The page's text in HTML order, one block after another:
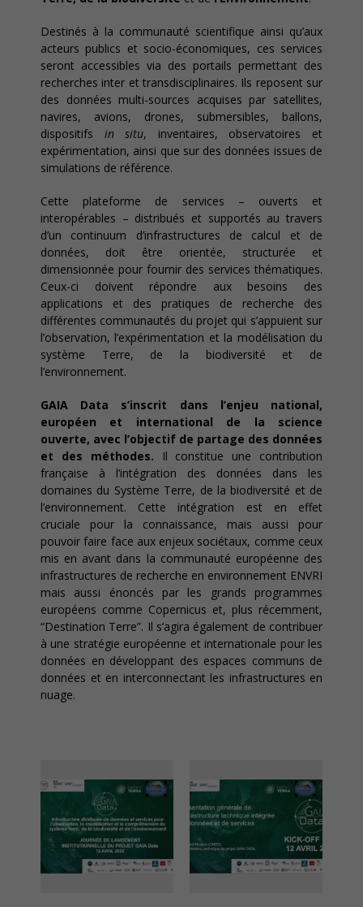
Destinés à la communauté scientifique ainsi qu’aux
acteurs publics et socio-économiques, ces services
seront accessibles via des portails permettant des
recherches inter et transdisciplinaires. Ils reposent sur
des données multi-sources acquises par satellites,
navires, avions, drones, submersibles, ballons,
dispositifs in situ, inventaires, observatoires et
expérimentation, ainsi que sur des données issues de
simulations de référence.
Cette plateforme de services – ouverts et
interopérables – distribués et supportés au travers
d’un continuum d’infrastructures de calcul et de
données, doit être orientée, structurée et
dimensionnée pour fournir des services thématiques.
Ceux-ci doivent répondre aux besoins des
applications et des pratiques de recherche des
différentes communautés du projet qui s’appuient sur
l’observation, l’expérimentation et la modélisation du
système Terre, de la biodiversité et de
l’environnement.
GAIA Data s’inscrit dans l’enjeu national,
européen et international de la science
ouverte, avec l’objectif de partage des données
et des méthodes. Il constitue une contribution
française à l’intégration des données dans les
domaines du Système Terre, de la biodiversité et de
l’environnement. Cette intégration est en effet
cruciale pour la connaissance, mais aussi pour
pouvoir faire face aux enjeux sociétaux, comme ceux
mis en avant dans la communauté européenne des
infrastructures de recherche en environnement ENVRI
mais aussi énoncés par les grands programmes
européens comme Copernicus et, plus récemment,
“Destination Terre”. Il s’agira également de contribuer
à une stratégie européenne et internationale pour les
données en développant des espaces communs de
données et en interconnectant les infrastructures en
nuage.